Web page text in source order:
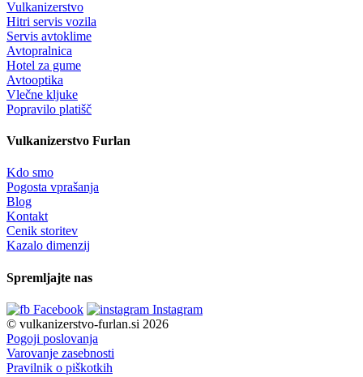
Vulkanizerstvo
Hitri servis vozila
Servis avtoklime
Avtopralnica
Hotel za gume
Avtooptika
Vlečne kljuke
Popravilo platišč
Vulkanizerstvo Furlan
Kdo smo
Pogosta vprašanja
Blog
Kontakt
Cenik storitev
Kazalo dimenzij
Spremljajte nas
Facebook
Instagram
© vulkanizerstvo-furlan.si 2026
Pogoji poslovanja
Varovanje zasebnosti
Pravilnik o piškotkih